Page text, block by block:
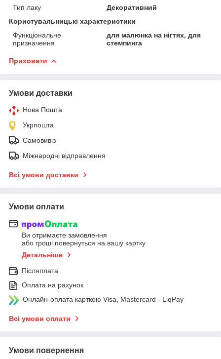
Тип лаку
Декоративний
Користувальницькі характеристики
Функціональне
призначення
для малюнка на нігтях, для
стемпинга
Приховати
Умови доставки
Нова Пошта
Укрпошта
Самовивіз
Міжнародні відправлення
Всі умови доставки
Умови оплати
Ви отримаєте замовлення
або гроші повернуться на вашу картку
Детальніше
Післяплата
Оплата на рахунок
Онлайн-оплата карткою Visa, Mastercard - LiqPay
Всі умови оплати
Умови повернення